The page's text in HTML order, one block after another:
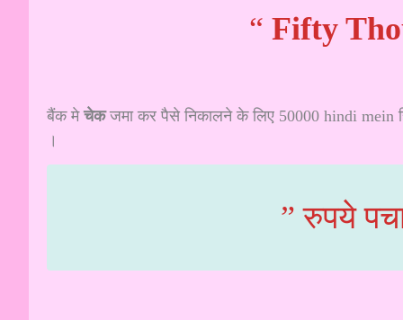
“ Fifty
बैंक मेचेकजमा कर पैसे निकालने के लिए 50000 hindi mein
।
” रुपये